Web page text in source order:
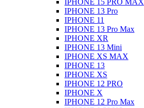
IPHONE 15 PRO MAX
IPHONE 13 Pro
IPHONE 11
IPHONE 13 Pro Max
IPHONE XR
IPHONE 13 Mini
IPHONE XS MAX
IPHONE 13
IPHONE XS
IPHONE 12 PRO
IPHONE X
IPHONE 12 Pro Max